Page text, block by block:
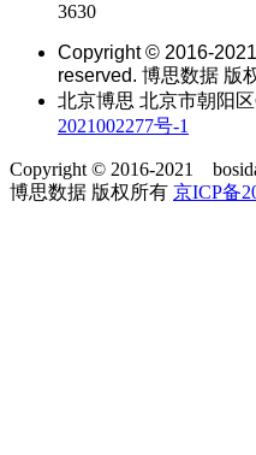
3630
Copyright © 2016-
reserved. 博思数据 版
北京博思 北京市朝阳
2021002277号-1
Copyright © 2016-2021
博思数据 版权所有 京ICP备